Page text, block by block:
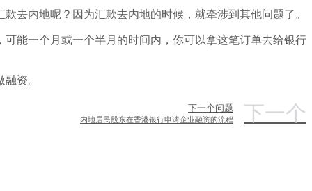
去内地呢？因为汇款去内地的时候，就牵涉到其他问题了。
能一个月或一个半月的时间内，你可以拿这笔订单去给银行
资。
下一个问题
内地居民股东在香港银行申请企业融资的流程 下一个